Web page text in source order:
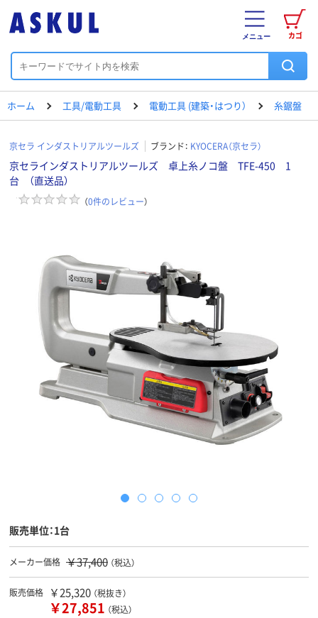
カゴ
メニュー
ホーム 工具/電動工具 電動工具 (建築・はつり） 糸鋸盤
京セラ インダストリアルツールズ ブランド： KYOCERA（京セラ）
京セラインダストリアルツールズ 卓上糸ノコ盤 TFE-450 1
台 （直送品）
（0件のレビュー）
販売単位：1台
メーカー価格 ￥37,400 （税込）
販売価格 ￥25,320 （税抜き）
￥27,851 （税込）